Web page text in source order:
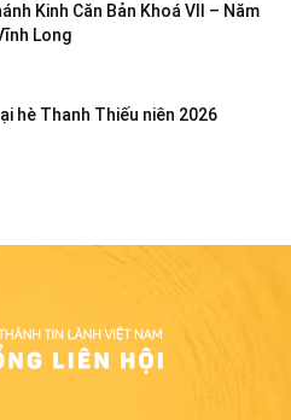
Kinh Căn Bản Khoá VII – Năm
Long
hè Thanh Thiếu niên 2026